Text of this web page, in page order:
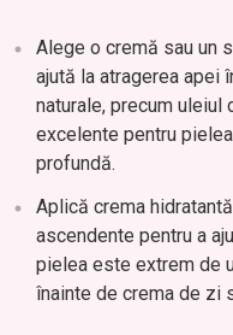
Alege o cremă sau un
ajută la atragerea apei
naturale, precum uleiul
excelente pentru
profundă.
Aplică crema
ascendente pentru a
pielea este extrem de
înainte de crema de zi